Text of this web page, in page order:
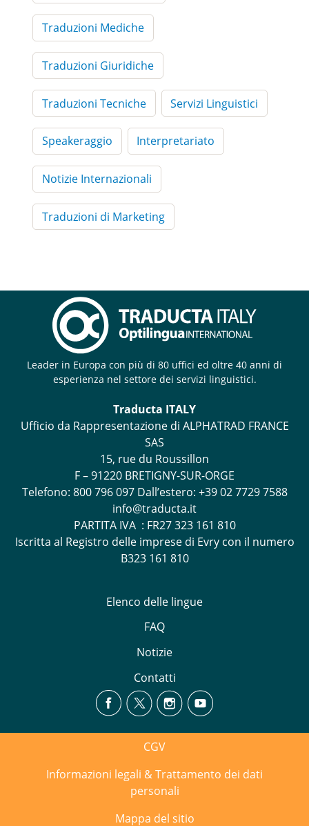
Traduzioni Mediche
Traduzioni Giuridiche
Traduzioni Tecniche Servizi Linguistici
Speakeraggio Interpretariato
Notizie Internazionali
Traduzioni di Marketing
Leader in Europa con più di 80 uffici ed oltre 40 anni di
esperienza nel settore dei servizi linguistici.
Traducta ITALY
Ufficio da Rappresentazione di ALPHATRAD FRANCE
SAS
15, rue du Roussillon
F – 91220 BRETIGNY-SUR-ORGE
Telefono: 800 796 097Dall’estero: +39 02 7729 7588
info@traducta.it
PARTITA IVA : FR27 323 161 810
Iscritta al Registro delle imprese di Evry con il numero
B323 161 810
Elenco delle lingue
FAQ
Notizie
Contatti
CGV
Informazioni legali & Trattamento dei dati
personali
Mappa del sitio